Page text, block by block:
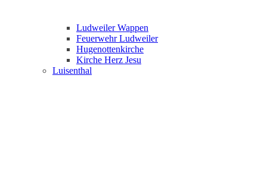
Ludweiler Wappen
Feuerwehr Ludweiler
Hugenottenkirche
Kirche Herz Jesu
Luisenthal